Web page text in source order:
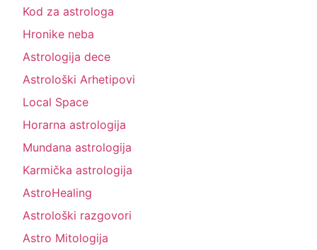
Kod za astrologa
Hronike neba
Astrologija dece
Astrološki Arhetipovi
Local Space
Horarna astrologija
Mundana astrologija
Karmička astrologija
AstroHealing
Astrološki razgovori
Astro Mitologija